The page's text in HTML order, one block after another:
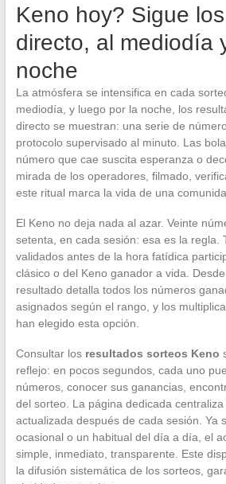
Keno hoy? Sigue
directo, al mediodía
noche
La atmósfera se intensifica en cada
mediodía, y luego por la noche, los
directo se muestran: una serie de
protocolo supervisado al minuto. Las
número que cae suscita esperanza o
mirada de los operadores, filmado,
este ritual marca la vida de una
El Keno no deja nada al azar. Veinte
setenta, en cada sesión: esa es la regla.
validados antes de la hora fatídica
clásico o del Keno ganador a vida.
resultado detalla todos los números
asignados según el rango, y los
han elegido esta opción.
Consultar los resultados sorteos Keno
reflejo: en pocos segundos, cada uno
números, conocer sus ganancias,
del sorteo. La página dedicada centraliza
actualizada después de cada sesión. Ya
ocasional o un habitual del día a día, el
simple, inmediato, transparente. Este
la difusión sistemática de los sorteos,